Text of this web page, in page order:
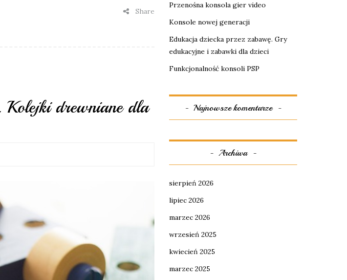
Share
drewniane dla
Przenośna konsola gier video
Konsole nowej generacji
Edukacja dziecka przez zabawę. Gry
edukacyjne i zabawki dla dzieci
Funkcjonalność konsoli PSP
Najnowsze komentarze
Archiwa
sierpień 2026
lipiec 2026
marzec 2026
wrzesień 2025
kwiecień 2025
marzec 2025